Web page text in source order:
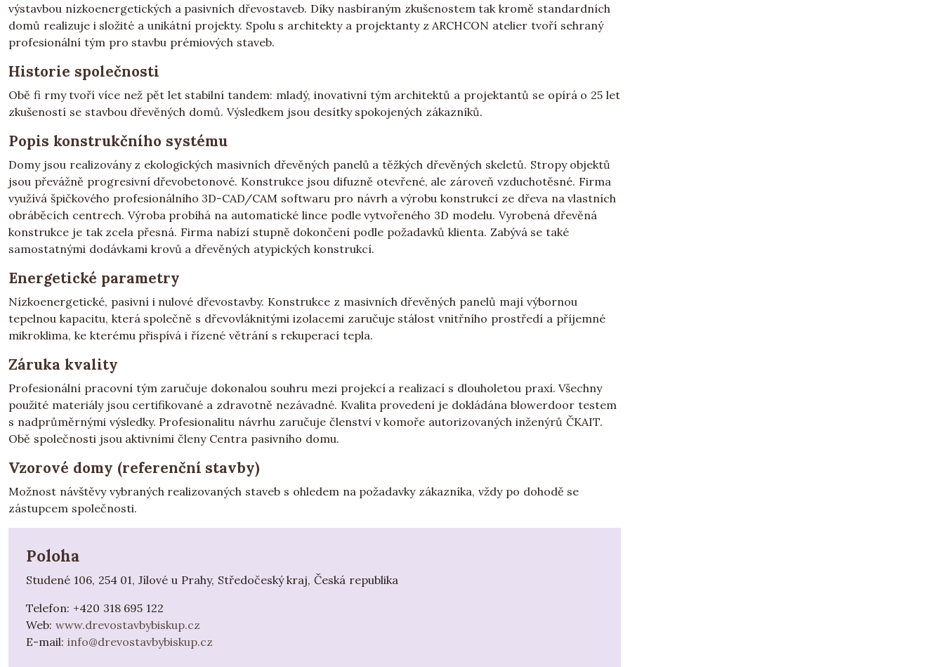
výstavbou nízkoenergetických a pasivních dřevostaveb. Díky nasbíraným zkušenostem tak kromě standardních
domů realizuje i složité a unikátní projekty. Spolu s architekty a projektanty z ARCHCON atelier tvoří sehraný
profesionální tým pro stavbu prémiových staveb.
Historie společnosti
Obě fi rmy tvoří více než pět let stabilní tandem: mladý, inovativní tým architektů a projektantů se opírá o 25 let
zkušeností se stavbou dřevěných domů. Výsledkem jsou desítky spokojených zákazníků.
Popis konstrukčního systému
Domy jsou realizovány z ekologických masivních dřevěných panelů a těžkých dřevěných skeletů. Stropy objektů
jsou převážně progresivní dřevobetonové. Konstrukce jsou difuzně otevřené, ale zároveň vzduchotěsné. Firma
využívá špičkového profesionálního 3D-CAD/CAM softwaru pro návrh a výrobu konstrukcí ze dřeva na vlastních
obráběcích centrech. Výroba probíhá na automatické lince podle vytvořeného 3D modelu. Vyrobená dřevěná
konstrukce je tak zcela přesná. Firma nabízí stupně dokončení podle požadavků klienta. Zabývá se také
samostatnými dodávkami krovů a dřevěných atypických konstrukcí.
Energetické parametry
Nízkoenergetické, pasivní i nulové dřevostavby. Konstrukce z masivních dřevěných panelů mají výbornou
tepelnou kapacitu, která společně s dřevovláknitými izolacemi zaručuje stálost vnitřního prostředí a příjemné
mikroklima, ke kterému přispívá i řízené větrání s rekuperací tepla.
Záruka kvality
Profesionální pracovní tým zaručuje dokonalou souhru mezi projekcí a realizací s dlouholetou praxí. Všechny
použité materiály jsou certifikované a zdravotně nezávadné. Kvalita provedení je dokládána blowerdoor testem
s nadprůměrnými výsledky. Profesionalitu návrhu zaručuje členství v komoře autorizovaných inženýrů ČKAIT.
Obě společnosti jsou aktivními členy Centra pasivního domu.
Vzorové domy (referenční stavby)
Možnost návštěvy vybraných realizovaných staveb s ohledem na požadavky zákazníka, vždy po dohodě se
zástupcem společnosti.
Poloha
Studené 106, 254 01, Jílové u Prahy, Středočeský kraj, Česká republika
Telefon: +420 318 695 122
Web: www.drevostavbybiskup.cz
E-mail: info@drevostavbybiskup.cz